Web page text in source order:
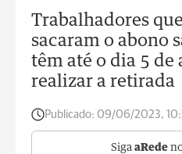
Trabalhadores
sacaram o abono
têm até o dia 5 de
realizar a retirada
Publicado: 09/06/2023,
Siga aRede